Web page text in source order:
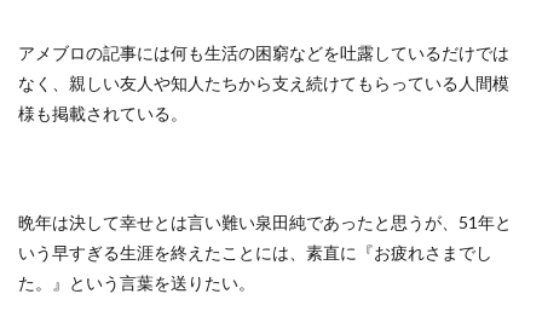
アメブロの記事には何も生活の困窮などを吐露しているだけでは
なく、親しい友人や知人たちから支え続けてもらっている人間模
様も掲載されている。
晩年は決して幸せとは言い難い泉田純であったと思うが、51年と
いう早すぎる生涯を終えたことには、素直に『お疲れさまでし
た。』という言葉を送りたい。